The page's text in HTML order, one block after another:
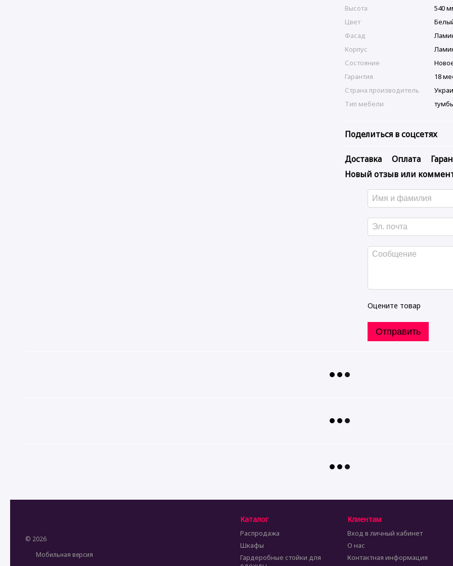
Высота
540
Цвет
Фасад
Корпус
Состояние
Гарантия
18
Страна производитель
Тип мебели
Поделиться в соцсетях
Доставка Оплата
Новый отзыв или
Оцените товар
Отправить
© 2026
Мобильная версия
Каталог
Распродажа
Шкафы
Гардеробные стойки для
Клиентам
Вход в личный кабинет
О нас
Контактная информация